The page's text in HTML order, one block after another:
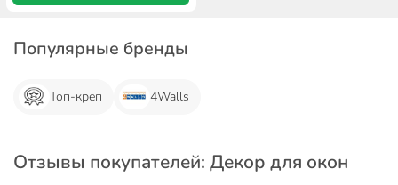
Популярные бренды
Топ-креп 4Walls
Отзывы покупателей: Декор для окон